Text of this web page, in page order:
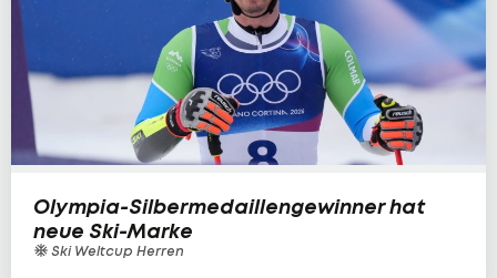
Olympia-Silbermedaillengewinner hat
neue Ski-Marke
Ski Weltcup Herren